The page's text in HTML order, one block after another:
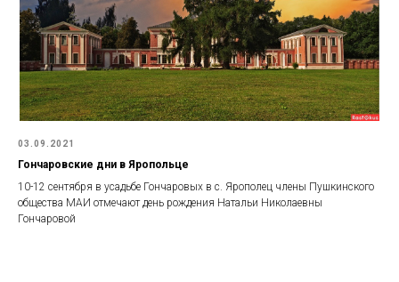
03.09.2021
Гончаровские дни в Яропольце
10-12 сентября в усадьбе Гончаровых в с. Ярополец члены Пушкинского
общества МАИ отмечают день рождения Натальи Николаевны
Гончаровой